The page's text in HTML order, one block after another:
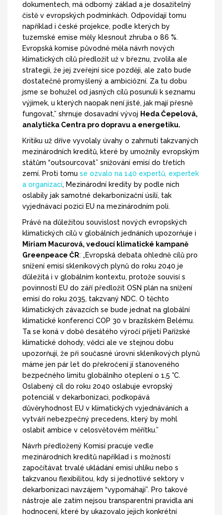
dokumentech, má odborný základ a je dosažitelný
čistě v evropských podmínkách. Odpovídají tomu
například i české projekce, podle kterých by
tuzemské emise měly klesnout zhruba o 86 %.
Evropská komise původně měla návrh nových
klimatických cílů předložit už v březnu, zvolila ale
strategii, že jej zveřejní sice později, ale zato bude
dostatečně promyšlený a ambiciózní. Za tu dobu
jsme se bohužel od jasných cílů posunuli k seznamu
výjimek, u kterých naopak není jisté, jak mají přesně
fungovat,” shrnuje dosavadní vývoj Heda Čepelová,
analytička Centra pro dopravu a energetiku.
Kritiku už dříve vyvolaly úvahy o zahrnutí takzvaných
mezinárodních kreditů, které by umožnily evropským
státům “outsourcovat” snižování emisí do třetích
zemí. Proti tomu se ozvalo na 140 expertů, expertek
a organizací, Mezinárodní kredity by podle nich
oslabily jak samotné dekarbonizační úsilí, tak
vyjednávací pozici EU na mezinárodním poli.
Právě na důležitou souvislost nových evropských
klimatických cílů v globálních jednáních upozorňuje i
Miriam Macurová, vedoucí klimatické kampaně
Greenpeace ČR: „Evropská debata ohledně cílů pro
snížení emisí skleníkových plynů do roku 2040 je
důležitá i v globálním kontextu, protože souvisí s
povinností EU do září předložit OSN plán na snížení
emisí do roku 2035, takzvaný NDC. O těchto
klimatických závazcích se bude jednat na globální
klimatické konferencí COP 30 v brazilském Belému.
Ta se koná v době desátého výročí přijetí Pařížské
klimatické dohody, vědci ale ve stejnou dobu
upozorňují, že při současné úrovni skleníkových plynů
máme jen pár let do překročení jí stanoveného
bezpečného limitu globálního oteplení o 1,5 °C.
Oslabený cíl do roku 2040 oslabuje evropský
potenciál v dekarbonizaci, podkopává
důvěryhodnost EU v klimatických vyjednáváních a
vytváří nebezpečný precedens, který by mohl
oslabit ambice v celosvětovém měřítku.”
Návrh předložený Komisí pracuje vedle
mezinárodních kreditů například i s možností
započítávat trvalé ukládání emisí uhlíku nebo s
takzvanou flexibilitou, kdy si jednotlivé sektory v
dekarbonizaci navzájem “vypomáhají”. Pro takové
nástroje ale zatím nejsou transparentní pravidla ani
hodnocení, které by ukazovalo jejich konkrétní